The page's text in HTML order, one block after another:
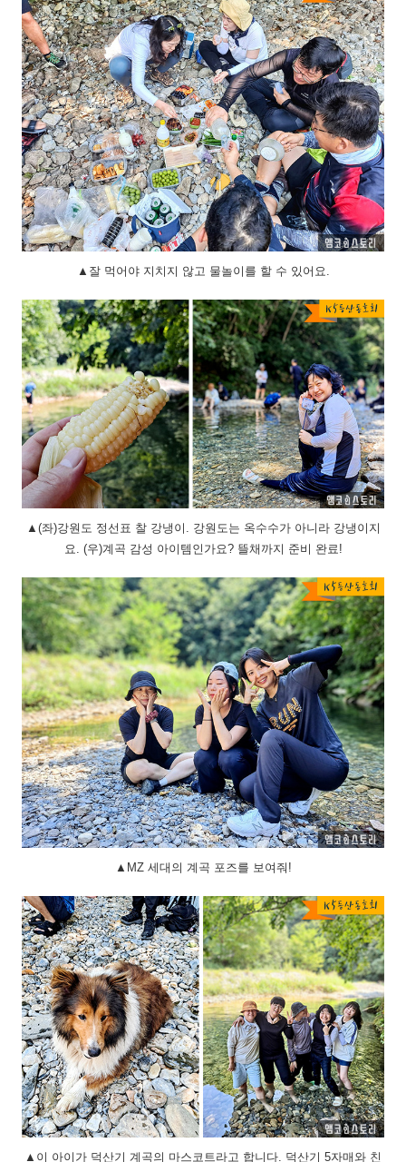
▲잘 먹어야 지치지 않고 물놀이를 할 수 있어요.
▲(좌)강원도 정선표 찰 강냉이. 강원도는 옥수수가 아니라 강냉이지
요. (우)계곡 감성 아이템인가요? 뜰채까지 준비 완료!
▲MZ 세대의 계곡 포즈를 보여줘!
▲이 아이가 덕산기 계곡의 마스코트라고 합니다. 덕산기 5자매와 친